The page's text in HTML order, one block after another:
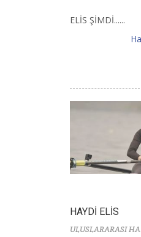
ELİS ŞİMDİ......
HAYDİ ELİS
ULUSLARARASI